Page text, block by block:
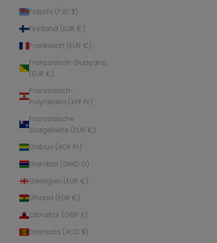
Fidschi (FJD $)
Finnland (EUR €)
Frankreich (EUR €)
Französisch-Guayana
(EUR €)
Französisch-
Polynesien (XPF Fr)
Französische
Südgebiete (EUR €)
Gabun (XOF Fr)
Gambia (GMD D)
Georgien (EUR €)
Ghana (EUR €)
Gibraltar (GBP £)
Grenada (XCD $)